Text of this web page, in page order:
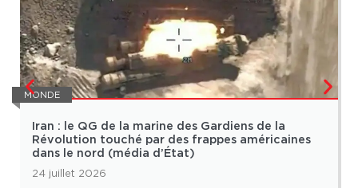
MONDE
Iran : le QG de la marine des Gardiens de la
Révolution touché par des frappes américaines
dans le nord (média d’État)
24 juillet 2026